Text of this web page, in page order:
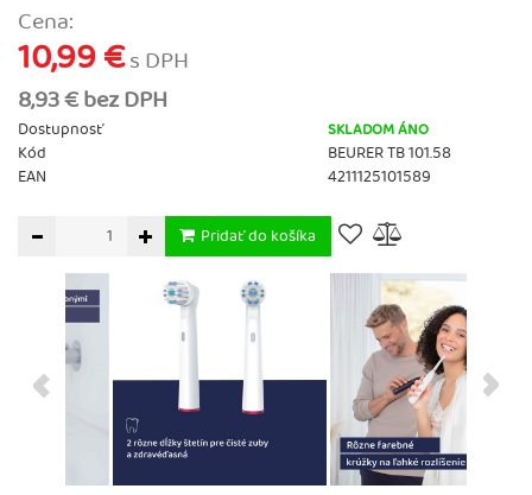
Cena:
10,99 €s DPH
8,93 € bez DPH
Dostupnosť SKLADOM ÁNO
Kód
BEURER TB 101.58
EAN
4211125101589
Pridať do košíka